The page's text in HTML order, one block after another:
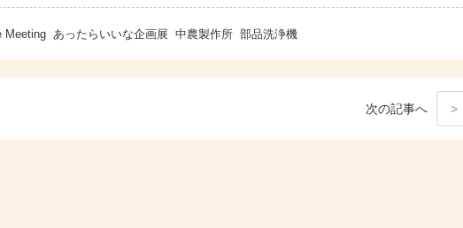
Meeting あったらいいな企画展 中農製作所 部品洗浄機
次の記事へ >